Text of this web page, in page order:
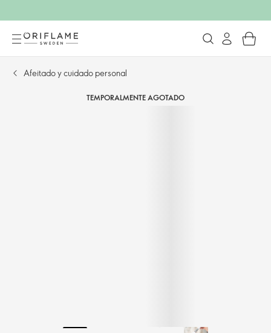
Afeitado y cuidado personal
TEMPORALMENTE AGOTADO